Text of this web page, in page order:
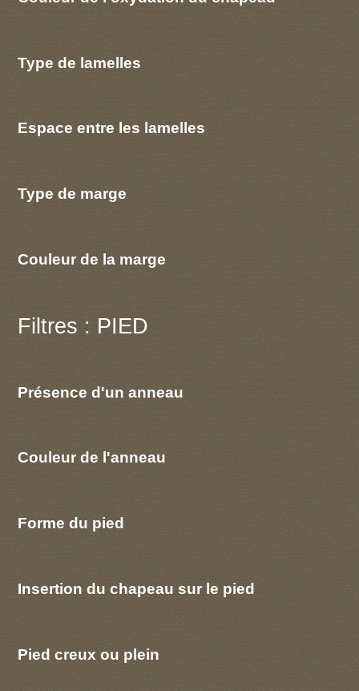
Type de lamelles
Espace entre les lamelles
Type de marge
Couleur de la marge
Filtres : PIED
Présence d'un anneau
Couleur de l'anneau
Forme du pied
Insertion du chapeau sur le pied
Pied creux ou plein